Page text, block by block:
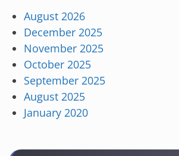
August 2026
December 2025
November 2025
October 2025
September 2025
August 2025
January 2020